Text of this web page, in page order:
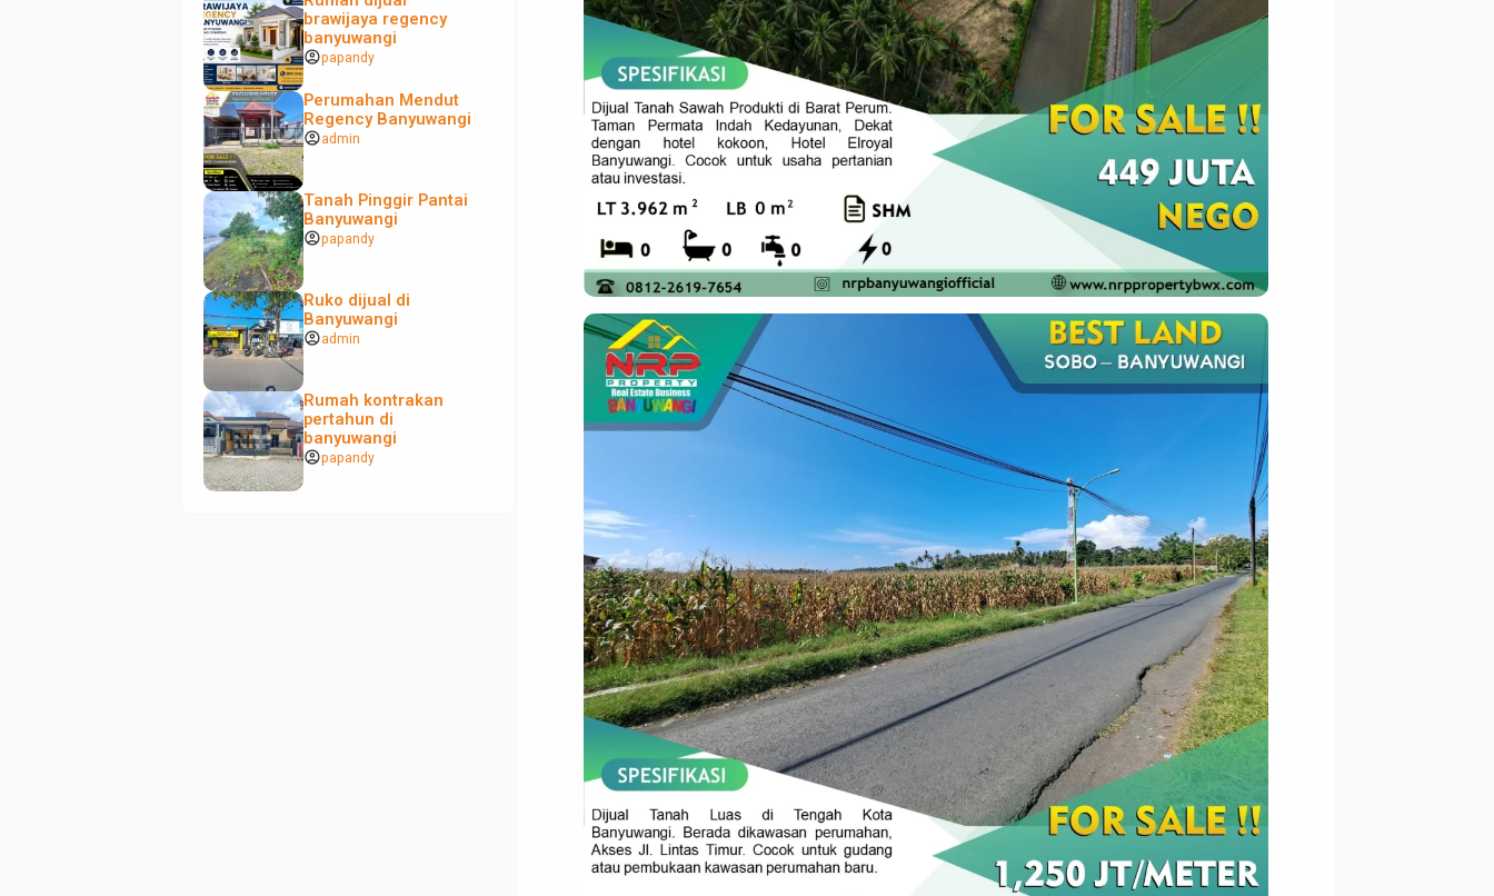
brawijaya regency
banyuwangi
account_circlepapandy
Perumahan Mendut
Regency Banyuwangi
account_circleadmin
Tanah Pinggir Pantai
Banyuwangi
account_circlepapandy
Ruko dijual di
Banyuwangi
account_circleadmin
Rumah kontrakan
pertahun di
banyuwangi
account_circlepapandy